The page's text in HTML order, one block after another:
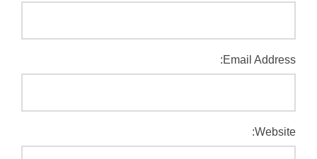
Email Address:
Website: